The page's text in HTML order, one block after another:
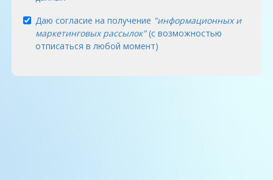
Даю согласие на получение "информационных и
маркетинговых рассылок"(с возможностью
отписаться в любой момент)